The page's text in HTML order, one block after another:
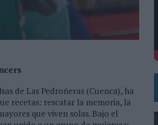
LA MEDICIÓN SON DOS CARAS DE LA MISMA
ELECTRONICS IBERIA
de Las Pedroñeras (Cuenca), ha
recetas: rescatar la memoria, la
que viven solas. Bajo el